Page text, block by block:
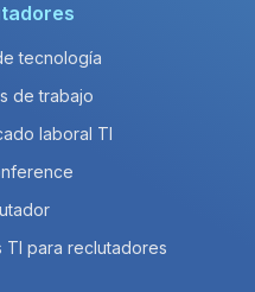
tecnología
de trabajo
laboral TI
para reclutadores